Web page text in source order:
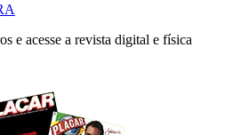
e acesse a revista digital e física